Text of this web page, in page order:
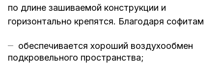
по длине зашиваемой конструкции и
горизонтально крепятся. Благодаря софитам
обеспечивается хороший воздухообмен
подкровельного пространства;